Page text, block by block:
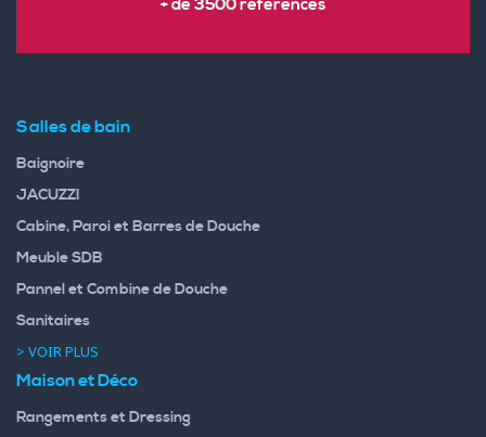
+ de 3500 références
Salles de bain
Baignoire
JACUZZI
Cabine, Paroi et Barres de Douche
Meuble SDB
Pannel et Combine de Douche
Sanitaires
> VOIR PLUS
Maison et Déco
Rangements et Dressing